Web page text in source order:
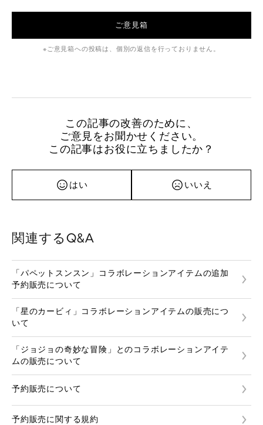
ご意見箱
ご意見箱への投稿は、個別の返信を行っておりません。
この記事の改善のために、
ご意見をお聞かせください。
この記事はお役に立ちましたか？
はい いいえ
関連するQ&A
「パペットスンスン」コラボレーションアイテムの追加
予約販売について
「星のカービィ」コラボレーションアイテムの販売につ
いて
「ジョジョの奇妙な冒険」とのコラボレーションアイテ
ムの販売について
予約販売について
予約販売に関する規約